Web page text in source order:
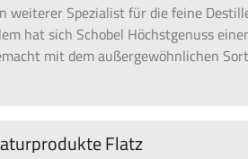
weiterer Spezialist für die feine
hat sich Schobel Höchstgenuss
mit dem außergewöhnlichen
Flatz